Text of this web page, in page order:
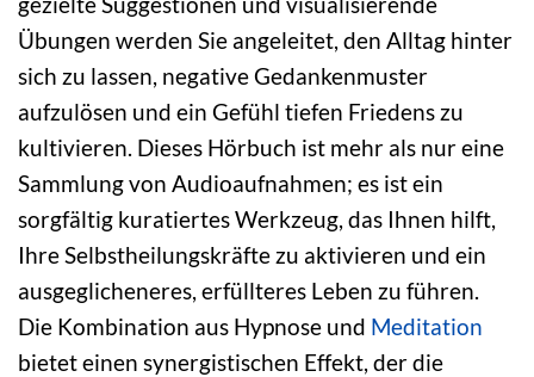
Übungen werden Sie angeleitet, den Alltag hinter
sich zu lassen, negative Gedankenmuster
aufzulösen und ein Gefühl tiefen Friedens zu
kultivieren. Dieses Hörbuch ist mehr als nur eine
Sammlung von Audioaufnahmen; es ist ein
sorgfältig kuratiertes Werkzeug, das Ihnen hilft,
Ihre Selbstheilungskräfte zu aktivieren und ein
ausgeglicheneres, erfüllteres Leben zu führen.
Die Kombination aus Hypnose und Meditation
bietet einen synergistischen Effekt, der die